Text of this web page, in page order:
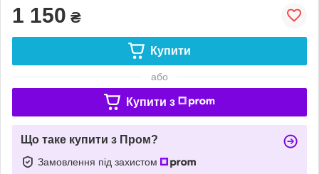
1 150 ₴
Купити
або
Купити з
Що таке купити з Пром?
Замовлення під захистом